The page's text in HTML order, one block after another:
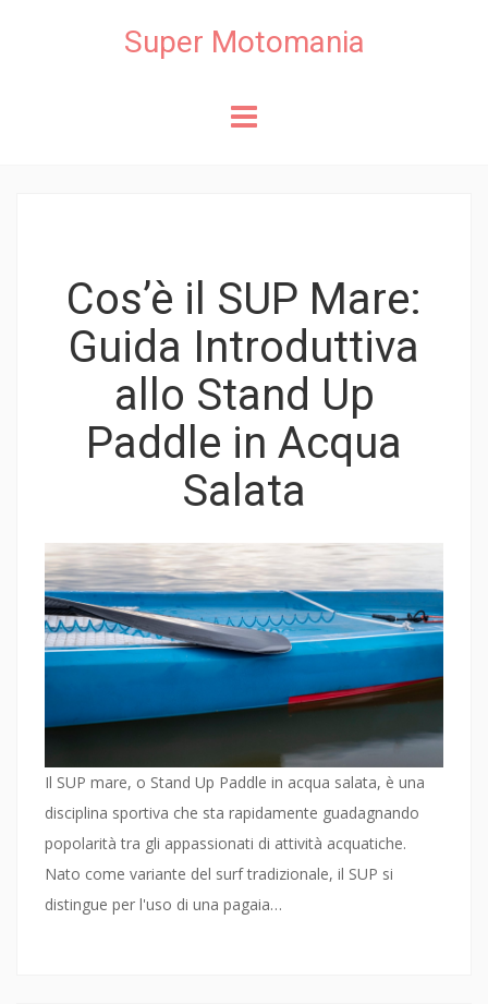
Super Motomania
Cos’è il SUP Mare:
Guida Introduttiva
allo Stand Up
Paddle in Acqua
Salata
Il SUP mare, o Stand Up Paddle in acqua salata, è una
disciplina sportiva che sta rapidamente guadagnando
popolarità tra gli appassionati di attività acquatiche.
Nato come variante del surf tradizionale, il SUP si
distingue per l'uso di una pagaia…